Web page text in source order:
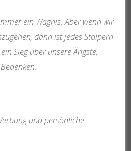
ein Wagnis. Aber wenn wir
dann ist jedes Stolpern
Sieg über unsere Ängste,
und persönliche